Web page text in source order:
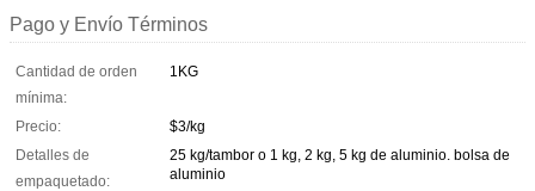
Pago y Envío Términos
Cantidad de orden
mínima:
1KG
Precio:
$3/kg
Detalles de
empaquetado:
25 kg/tambor o 1 kg, 2 kg, 5 kg de aluminio. bolsa de
aluminio